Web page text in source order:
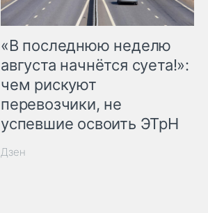
«В последнюю неделю
августа начнётся суета!»:
чем рискуют
перевозчики, не
успевшие освоить ЭТрН
Дзен